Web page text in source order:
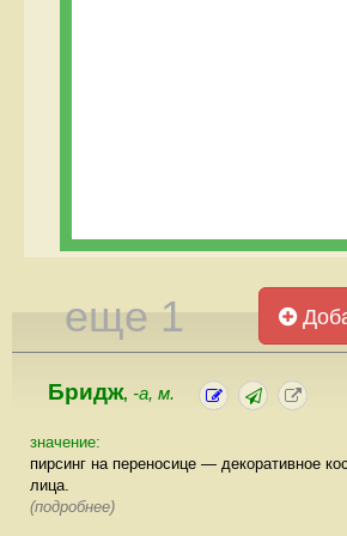
еще 1
Бридж, -а, м.
значение:
пирсинг на переносице — декоративное
лица.
(подробнее)